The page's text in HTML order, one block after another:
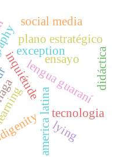
exception
inquiétudelengua guaraní
america latina
ensayo
tecnologia
plano estratégico
lying
social media
didáctica